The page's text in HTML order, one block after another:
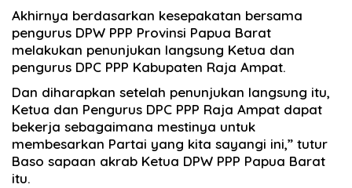
Akhirnya berdasarkan kesepakatan bersama
pengurus DPW PPP Provinsi Papua Barat
melakukan penunjukan langsung Ketua dan
pengurus DPC PPP Kabupaten Raja Ampat.
Dan diharapkan setelah penunjukan langsung itu,
Ketua dan Pengurus DPC PPP Raja Ampat dapat
bekerja sebagaimana mestinya untuk
membesarkan Partai yang kita sayangi ini,” tutur
Baso sapaan akrab Ketua DPW PPP Papua Barat
itu.